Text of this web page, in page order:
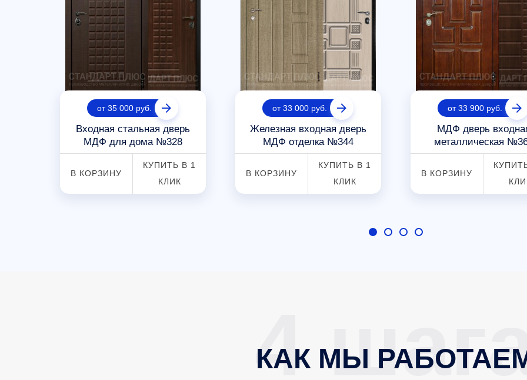
от 35 000 руб.
Входная стальная дверь
МДФ для дома №328
В КОРЗИНУ
КУПИТЬ В 1
КЛИК
от 33 000 руб.
Железная входная дверь
МДФ отделка №344
В КОРЗИНУ
КУПИТЬ В 1
КЛИК
от 33 900 руб.
МДФ дверь
металлическая
В КОРЗИНУ
КАК МЫ